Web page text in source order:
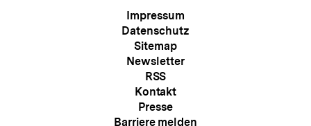
Meta-
Navigation
Impressum
Datenschutz
Sitemap
Newsletter
RSS
Kontakt
Presse
Barriere melden